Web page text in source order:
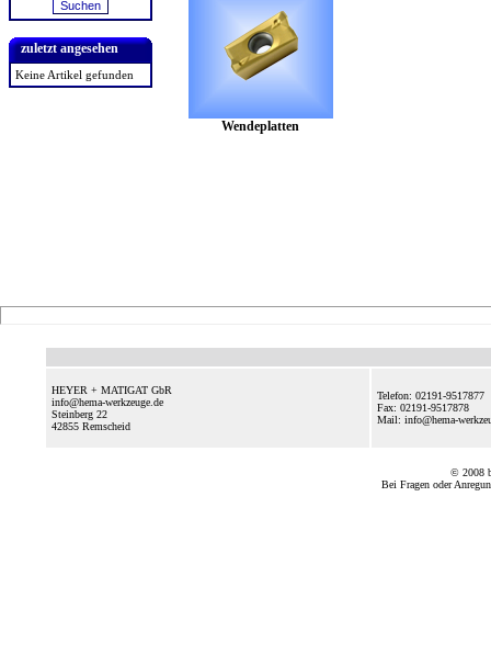
zuletzt angesehen
Keine Artikel gefunden
Wendeplatten
HEYER + MATIGAT GbR
info@hema-werkzeuge.de
Steinberg 22
42855 Remscheid
Telefon: 02191-9517877
Fax: 02191-9517878
Mail: info@hema-
© 2008
Bei Fragen oder